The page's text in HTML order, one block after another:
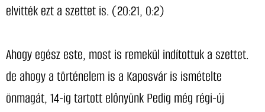
elvitték ezt a szettet is. (20:21, 0:2)
Ahogy egész este, most is remekül indítottuk a szettet.
de ahogy a történelem is a Kaposvár is ismételte
önmagát, 14-ig tartott előnyünk Pedig még régi-új